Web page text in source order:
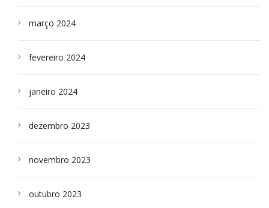
março 2024
fevereiro 2024
janeiro 2024
dezembro 2023
novembro 2023
outubro 2023